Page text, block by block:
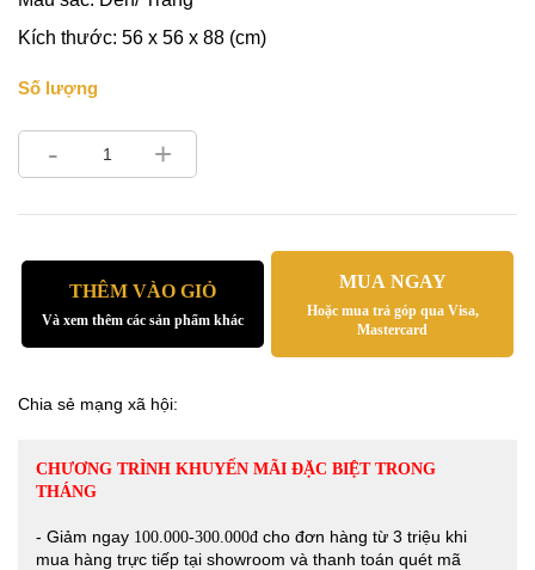
Kích thước: 56 x 56 x 88 (cm)
Số lượng
- +
THÊM VÀO GIỎ
Và xem thêm các sản phẩm khác
MUA NGAY
Hoặc mua trả góp qua Visa,
Mastercard
Chia sẻ mạng xã hội:
CHƯƠNG TRÌNH KHUYẾN MÃI ĐẶC BIỆT TRONG
THÁNG
- Giảm ngay 100.000-300.000đ cho đơn hàng từ 3 triệu khi
mua hàng trực tiếp tại showroom và thanh toán quét mã